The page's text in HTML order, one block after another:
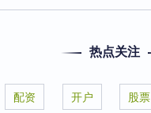
热点关注
配资 开户 股票